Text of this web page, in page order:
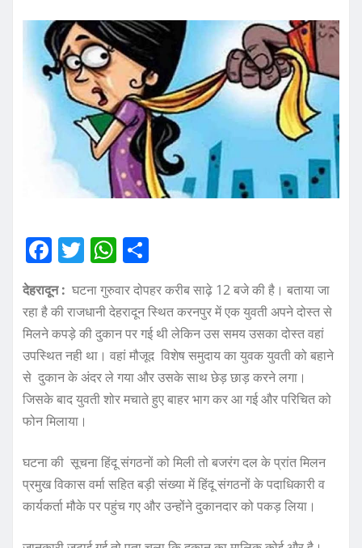
F
c
e
b
o
o
k
T
it
te
r
W
at
s
A
p
p
a
re
देहरादून : घटना गुरुवार दोपहर करीब साढ़े 12 बजे की है। बताया जा
रहा है की राजधानी देहरादून स्थित करनपुर में एक युवती अपने दोस्त से
मिलने कपड़े की दुकान पर गई थी लेकिन उस समय उसका दोस्त वहां
उपस्थित नही था। वहां मौजूद विशेष समुदाय का युवक युवती को बहाने
से दुकान के अंदर ले गया और उसके साथ छेड़ छाड़ करने लगा।
जिसके बाद युवती शोर मचाते हुए बाहर भाग कर आ गई और परिचित को
फोन मिलाया।
घटना की सूचना हिंदू संगठनों को मिली तो बजरंग दल के प्रांत मिलन
प्रमुख विकास वर्मा सहित बड़ी संख्या में हिंदू संगठनों के पदाधिकारी व
कार्यकर्ता मौके पर पहुंच गए और उन्होंने दुकानदार को पकड़ लिया।